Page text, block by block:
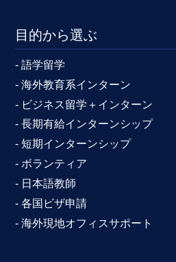
目的から選ぶ
- 語学留学
- 海外教育系インターン
- ビジネス留学＋インターン
- 長期有給インターンシップ
- 短期インターンシップ
- ボランティア
- 日本語教師
- 各国ビザ申請
- 海外現地オフィスサポート